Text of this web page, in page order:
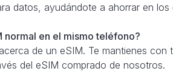
datos, ayudándote a ahorrar en
normal en el mismo teléfono?
de un eSIM. Te mantienes
del eSIM comprado de nosotros.